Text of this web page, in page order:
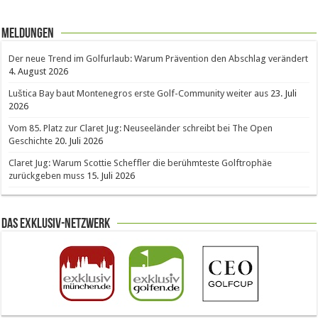
Meldungen
Der neue Trend im Golfurlaub: Warum Prävention den Abschlag verändert
4. August 2026
Luštica Bay baut Montenegros erste Golf-Community weiter aus 23. Juli
2026
Vom 85. Platz zur Claret Jug: Neuseeländer schreibt bei The Open
Geschichte 20. Juli 2026
Claret Jug: Warum Scottie Scheffler die berühmteste Golftrophäe
zurückgeben muss 15. Juli 2026
Das Exklusiv-Netzwerk